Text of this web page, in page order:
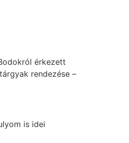
érkezett
rendezése –
is idei